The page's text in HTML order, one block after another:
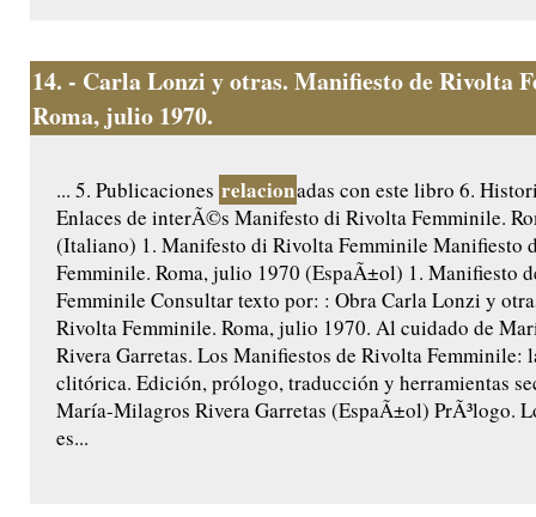
14. - Carla Lonzi y otras. Manifiesto de Rivolta
Roma, julio 1970.
... 5. Publicaciones relacionadas con este libro 6.
Enlaces de interÃ©s Manifesto di Rivolta Femminile.
(Italiano) 1. Manifesto di Rivolta Femminile Manifiesto
Femminile. Roma, julio 1970 (EspaÃ±ol) 1. Manifiesto
Femminile Consultar texto por: : Obra Carla Lonzi y
Rivolta Femminile. Roma, julio 1970. Al cuidado de
Rivera Garretas. Los Manifiestos de Rivolta Femminile:
clitórica. Edición, prólogo, traducción y herramientas
María-Milagros Rivera Garretas (EspaÃ±ol) PrÃ³logo.
es...